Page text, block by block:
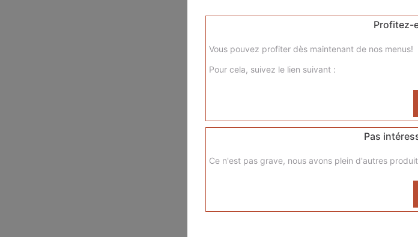
Nos
Profitez-
Vous pouvez profiter dès maintenant de nos menus!
Pour cela, suivez le lien suivant :
Pas
Ce n'est pas grave, nous avons plein d'autres